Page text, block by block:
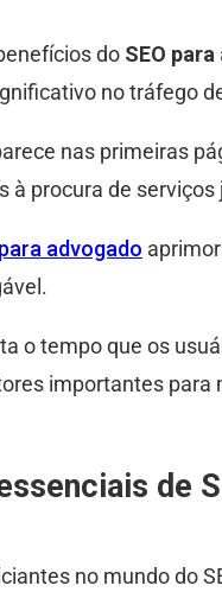
do SEO
no tráfego
nas primeiras
à procura de serviços
advogado
o tempo que os
importantes para
de
no mundo do